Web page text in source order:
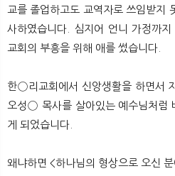
교를 졸업하고도 교역자로 쓰임받지
사하였습니다. 심지어 언니 가정까
교회의 부흥을 위해 애를 썼습니다.
한◯리교회에서 신앙생활을 하면서
오성◯ 목사를 살아있는 예수님처럼
게 되었습니다.
왜냐하면 <하나님의 형상으로 오신